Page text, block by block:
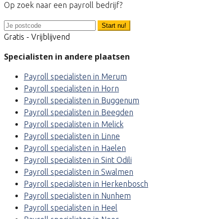
Op zoek naar een payroll bedrijf?
Start nu!
Gratis - Vrijblijvend
Specialisten in andere plaatsen
Payroll specialisten in Merum
Payroll specialisten in Horn
Payroll specialisten in Buggenum
Payroll specialisten in Beegden
Payroll specialisten in Melick
Payroll specialisten in Linne
Payroll specialisten in Haelen
Payroll specialisten in Sint Odili
Payroll specialisten in Swalmen
Payroll specialisten in Herkenbosch
Payroll specialisten in Nunhem
Payroll specialisten in Heel